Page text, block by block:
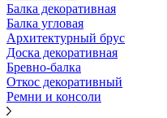
Балка декоративная
Балка угловая
Архитектурный брус
Доска декоративная
Бревно-балка
Откос декоративный
Ремни и консоли